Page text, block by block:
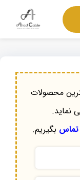
محصولات
نماید.
تماس بگیریم.